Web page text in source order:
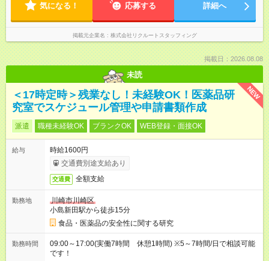
気になる！ 応募する 詳細へ
掲載元企業名 株式会社リクルートスタッフィング
掲載日：2026.08.08
未読
NEW
＜17時定時＞残業なし！未経験OK！医薬品研
究室でスケジュール管理や申請書類作成
派遣 職種未経験OK ブランクOK WEB登録・面接OK
給与
時給1600円
交通費別途支給あり
交通費 全額支給
勤務地
川崎市川崎区
小島新田駅から徒歩15分
食品・医薬品の安全性に関する研究
勤務時間
09:00～17:00(実働7時間 休憩1時間) ※5～7時間/日で相談可能
です！